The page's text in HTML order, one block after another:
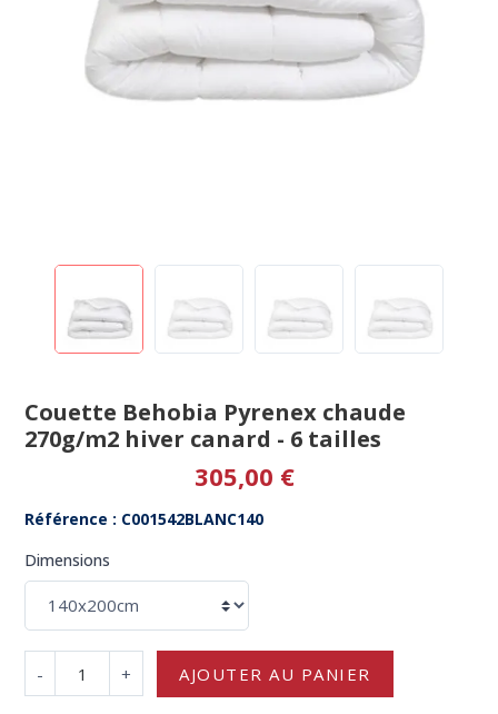
Couette Behobia Pyrenex chaude
270g/m2 hiver canard - 6 tailles
305,00 €
Référence : C001542BLANC140
Dimensions
- + AJOUTER AU PANIER